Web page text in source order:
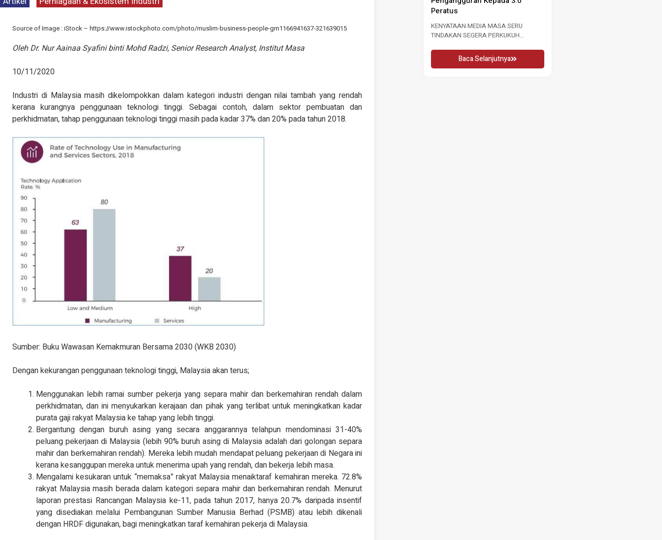
Source of Image : iStock – https://www.istockphoto.com/photo/muslim-business-people-gm1166941637-321639015
Oleh Dr. Nur Aainaa Syafini binti Mohd Radzi, Senior Research Analyst, Institut Masa
10/11/2020
Industri di Malaysia masih dikelompokkan dalam kategori industri dengan nilai tambah yang rendah
kerana kurangnya penggunaan teknologi tinggi. Sebagai contoh, dalam sektor pembuatan dan
perkhidmatan, tahap penggunaan teknologi tinggi masih pada kadar 37% dan 20% pada tahun 2018.
Sumber: Buku Wawasan Kemakmuran Bersama 2030 (WKB 2030)
Dengan kekurangan penggunaan teknologi tinggi, Malaysia akan terus;
Menggunakan lebih ramai sumber pekerja yang separa mahir dan berkemahiran rendah dalam
perkhidmatan, dan ini menyukarkan kerajaan dan pihak yang terlibat untuk meningkatkan kadar
purata gaji rakyat Malaysia ke tahap yang lebih tinggi.
Bergantung dengan buruh asing yang secara anggarannya telahpun mendominasi 31-40%
peluang pekerjaan di Malaysia (lebih 90% buruh asing di Malaysia adalah dari golongan separa
mahir dan berkemahiran rendah). Mereka lebih mudah mendapat peluang pekerjaan di Negara ini
kerana kesanggupan mereka untuk menerima upah yang rendah, dan bekerja lebih masa.
Mengalami kesukaran untuk “memaksa” rakyat Malaysia menaiktaraf kemahiran mereka. 72.8%
rakyat Malaysia masih berada dalam kategori separa mahir dan berkemahiran rendah. Menurut
laporan prestasi Rancangan Malaysia ke-11, pada tahun 2017, hanya 20.7% daripada insentif
yang disediakan melalui Pembangunan Sumber Manusia Berhad (PSMB) atau lebih dikenali
dengan HRDF digunakan, bagi meningkatkan taraf kemahiran pekerja di Malaysia.
KENYATAAN MEDIA TINJAUAN
PENTADBIRAN, DASAR NEGARA DAN
KEPIMPINAN POLITIK 6...
KENYATAAN MEDIA MASA SERU
PASARAN BURUH SUSULAN
PENINGKATAN KADAR
GURU 2026 16 MEI 2026 KUALA
LUMPUR, Sabtu: Sempena...
Baca Selanjutnya